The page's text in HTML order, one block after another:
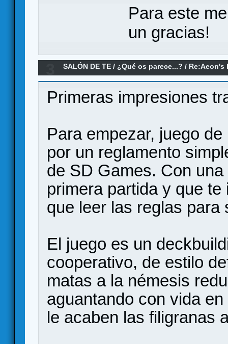
Para este
un gracias!
SALÓN DE TE / ¿Qué os parece...? / Re:Aeon's
Primeras impresiones
Para empezar, juego
por un reglamento
de SD Games. Con
primera partida y que
que leer las reglas para
El juego es un
cooperativo, de estilo
matas a la némesis
aguantando con vida
le acaben las filigranas